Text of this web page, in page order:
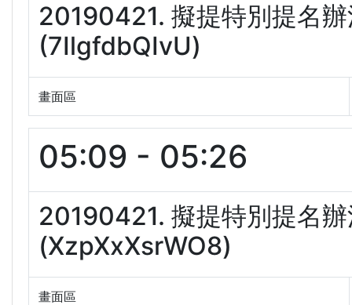
20190421. 擬提特別提名
(7IlgfdbQIvU)
畫面區
05:09 - 05:26
20190421. 擬提特別提名
(XzpXxXsrWO8)
畫面區